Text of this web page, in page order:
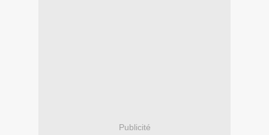
Publicité